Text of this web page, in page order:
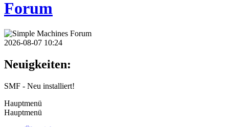
2026-08-07 10:24
Neuigkeiten:
SMF - Neu installiert!
Hauptmenü
Hauptmenü